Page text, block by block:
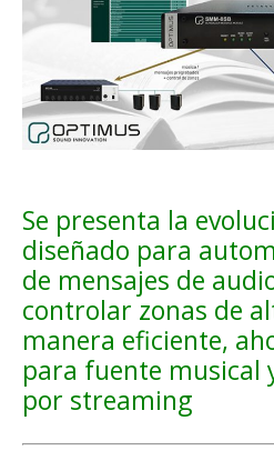
Se presenta la
diseñado para
de mensajes de
controlar zonas de
manera eficiente,
para fuente musical
por streaming